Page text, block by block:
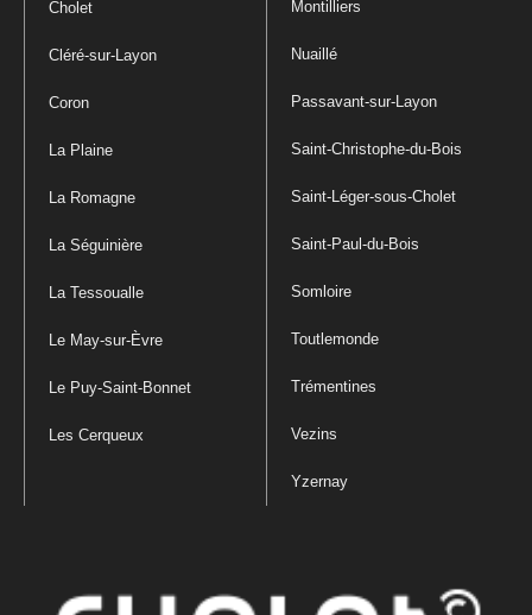
Cholet
Cléré-sur-Layon
Coron
La Plaine
La Romagne
La Séguinière
La Tessoualle
Le May-sur-Èvre
Le Puy-Saint-Bonnet
Les Cerqueux
Montilliers
Nuaillé
Passavant-sur-Layon
Saint-Christophe-du-Bois
Saint-Léger-sous-Cholet
Saint-Paul-du-Bois
Somloire
Toutlemonde
Trémentines
Vezins
Yzernay